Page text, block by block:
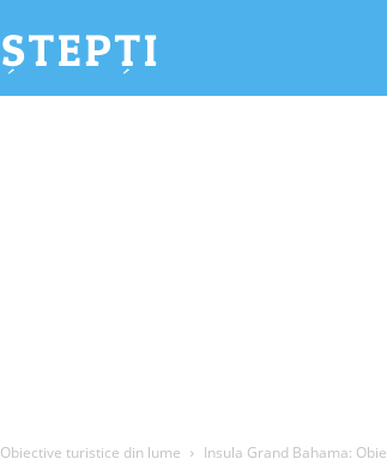
Deștepți.ro
Obiective turistice din lume Insula Grand Bahama: